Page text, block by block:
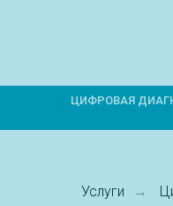
ЦИФРОВАЯ
Услуги →